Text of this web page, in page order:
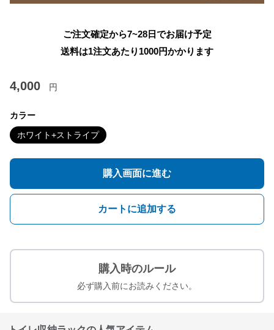
ご注文確定から7~28日でお届け予定
送料は1注文あたり 1000円かかります
4,000 円
カラー
ホワイト+ストライプ
購入画面に進む
カートに追加する
購入時のルール
必ず購入前にお読みください。